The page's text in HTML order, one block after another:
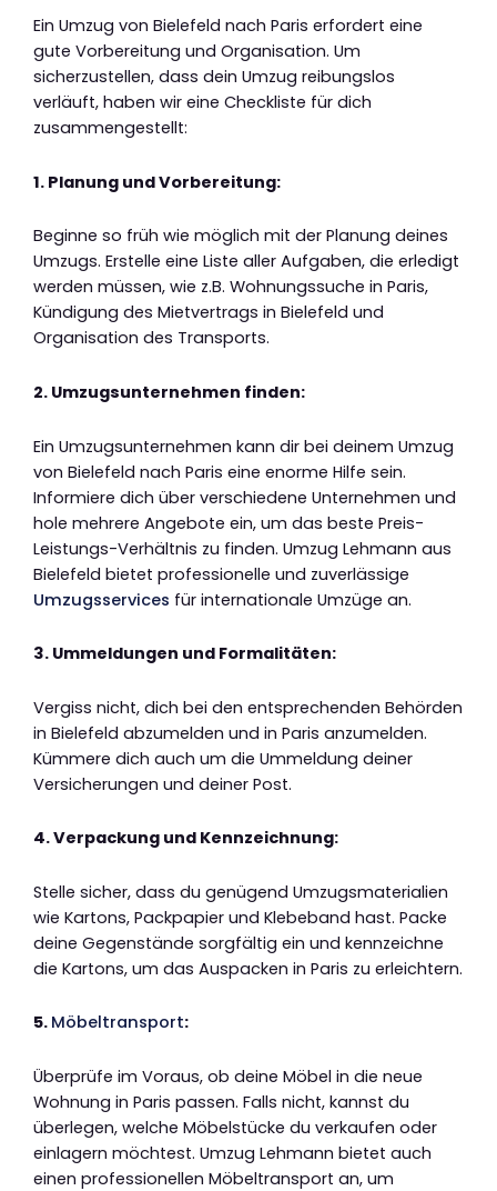
Ein Umzug von Bielefeld nach Paris erfordert eine
gute Vorbereitung und Organisation. Um
sicherzustellen, dass dein Umzug reibungslos
verläuft, haben wir eine Checkliste für dich
zusammengestellt:
1. Planung und Vorbereitung:
Beginne so früh wie möglich mit der Planung deines
Umzugs. Erstelle eine Liste aller Aufgaben, die erledigt
werden müssen, wie z.B. Wohnungssuche in Paris,
Kündigung des Mietvertrags in Bielefeld und
Organisation des Transports.
2. Umzugsunternehmen finden:
Ein Umzugsunternehmen kann dir bei deinem Umzug
von Bielefeld nach Paris eine enorme Hilfe sein.
Informiere dich über verschiedene Unternehmen und
hole mehrere Angebote ein, um das beste Preis-
Leistungs-Verhältnis zu finden. Umzug Lehmann aus
Bielefeld bietet professionelle und zuverlässige
Umzugsservices für internationale Umzüge an.
3. Ummeldungen und Formalitäten:
Vergiss nicht, dich bei den entsprechenden Behörden
in Bielefeld abzumelden und in Paris anzumelden.
Kümmere dich auch um die Ummeldung deiner
Versicherungen und deiner Post.
4. Verpackung und Kennzeichnung:
Stelle sicher, dass du genügend Umzugsmaterialien
wie Kartons, Packpapier und Klebeband hast. Packe
deine Gegenstände sorgfältig ein und kennzeichne
die Kartons, um das Auspacken in Paris zu erleichtern.
5. Möbeltransport:
Überprüfe im Voraus, ob deine Möbel in die neue
Wohnung in Paris passen. Falls nicht, kannst du
überlegen, welche Möbelstücke du verkaufen oder
einlagern möchtest. Umzug Lehmann bietet auch
einen professionellen Möbeltransport an, um